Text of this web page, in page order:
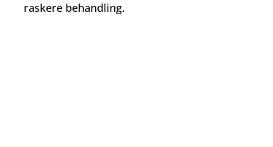
raskere behandling.